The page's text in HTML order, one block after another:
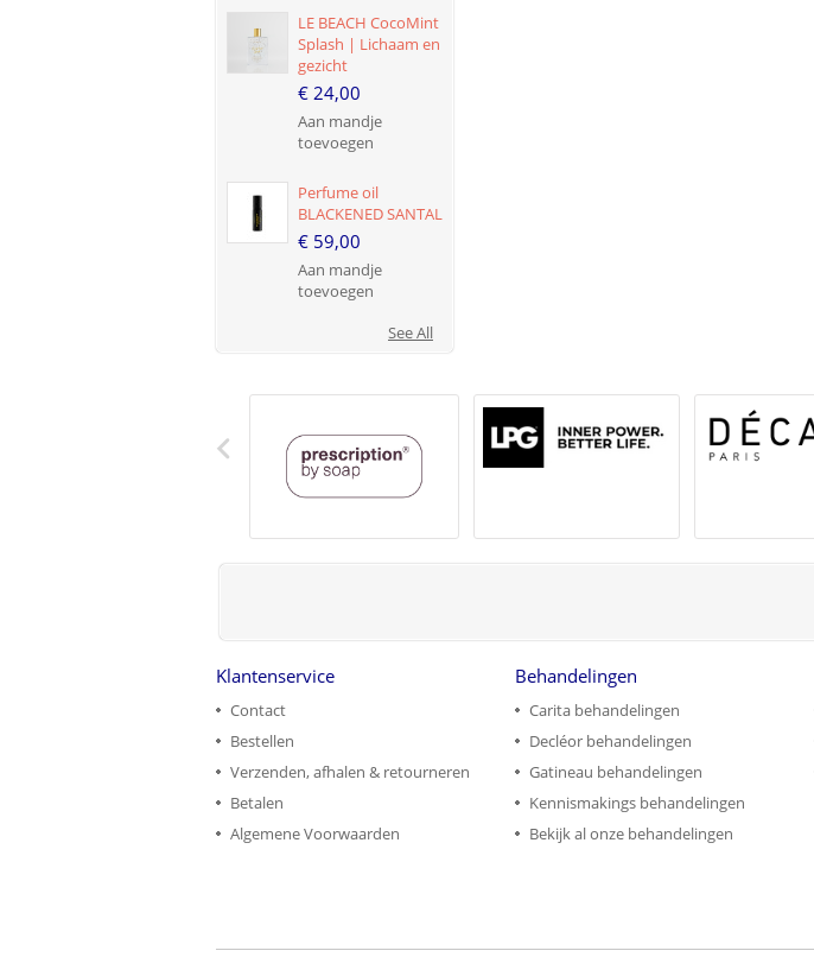
LE BEACH CocoMint
Splash | Lichaam en
gezicht
€ 24,00
Aan mandje
toevoegen
Perfume oil
BLACKENED SANTAL
€ 59,00
Aan mandje
toevoegen
See All
Klantenservice
Contact
Bestellen
Verzenden, afhalen & retourneren
Betalen
Algemene Voorwaarden
Behandelingen
Carita behandelingen
Decléor behandelingen
Gatineau behandelingen
Kennismakings behandelingen
Bekijk al onze behandelingen